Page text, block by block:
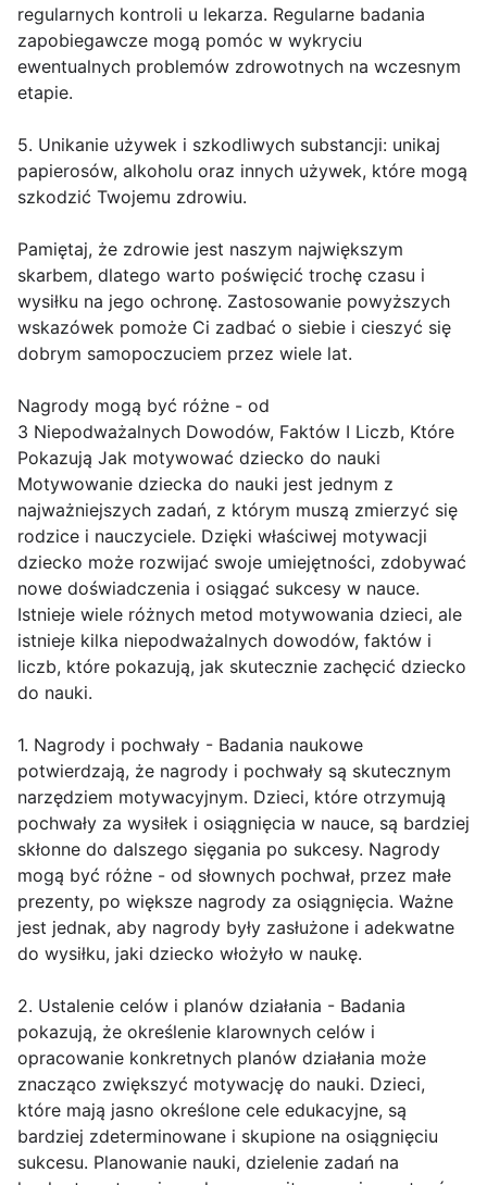
regularnych kontroli u lekarza. Regularne badania
zapobiegawcze mogą pomóc w wykryciu
ewentualnych problemów zdrowotnych na wczesnym
etapie.
5. Unikanie używek i szkodliwych substancji: unikaj
papierosów, alkoholu oraz innych używek, które mogą
szkodzić Twojemu zdrowiu.
Pamiętaj, że zdrowie jest naszym największym
skarbem, dlatego warto poświęcić trochę czasu i
wysiłku na jego ochronę. Zastosowanie powyższych
wskazówek pomoże Ci zadbać o siebie i cieszyć się
dobrym samopoczuciem przez wiele lat.
Nagrody mogą być różne - od
3 Niepodważalnych Dowodów, Faktów I Liczb, Które
Pokazują Jak motywować dziecko do nauki
Motywowanie dziecka do nauki jest jednym z
najważniejszych zadań, z którym muszą zmierzyć się
rodzice i nauczyciele. Dzięki właściwej motywacji
dziecko może rozwijać swoje umiejętności, zdobywać
nowe doświadczenia i osiągać sukcesy w nauce.
Istnieje wiele różnych metod motywowania dzieci, ale
istnieje kilka niepodważalnych dowodów, faktów i
liczb, które pokazują, jak skutecznie zachęcić dziecko
do nauki.
1. Nagrody i pochwały - Badania naukowe
potwierdzają, że nagrody i pochwały są skutecznym
narzędziem motywacyjnym. Dzieci, które otrzymują
pochwały za wysiłek i osiągnięcia w nauce, są bardziej
skłonne do dalszego sięgania po sukcesy. Nagrody
mogą być różne - od słownych pochwał, przez małe
prezenty, po większe nagrody za osiągnięcia. Ważne
jest jednak, aby nagrody były zasłużone i adekwatne
do wysiłku, jaki dziecko włożyło w naukę.
2. Ustalenie celów i planów działania - Badania
pokazują, że określenie klarownych celów i
opracowanie konkretnych planów działania może
znacząco zwiększyć motywację do nauki. Dzieci,
które mają jasno określone cele edukacyjne, są
bardziej zdeterminowane i skupione na osiągnięciu
sukcesu. Planowanie nauki, dzielenie zadań na